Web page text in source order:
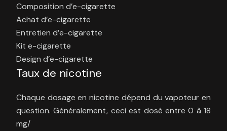
Composition d’e-cigarette
Achat d’e-cigarette
Entretien d’e-cigarette
Kit e-cigarette
Design d’e-cigarette
Taux de nicotine
Chaque dosage en nicotine dépend du vapoteur en
question. Généralement, ceci est dosé entre 0 à 18
mg/